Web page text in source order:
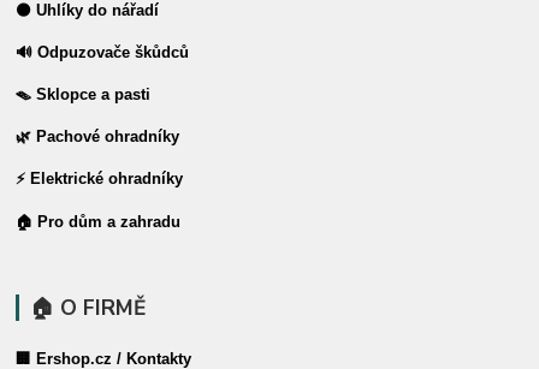
⚫ Uhlíky do nářadí
🔊 Odpuzovače škůdců
🪤 Sklopce a pasti
🌿 Pachové ohradníky
⚡ Elektrické ohradníky
🏠 Pro dům a zahradu
🏠 O FIRMĚ
🏢 Ershop.cz / Kontakty